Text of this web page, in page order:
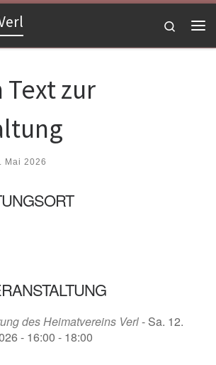
Search
zur
Mai 2026
des Heimatvereins Verl- Sa. 12.
- 16:00 - 18:00